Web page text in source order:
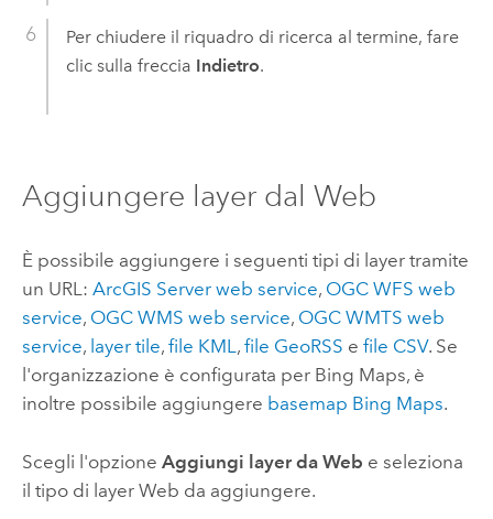
Per chiudere il riquadro di ricerca al termine, fare
clic sulla freccia Indietro.
Aggiungere layer dal Web
È possibile aggiungere i seguenti tipi di layer tramite
un URL: ArcGIS Serverweb service, OGCWFS web
service, OGCWMS web service, OGCWMTS web
service, layer tile, file KML, file GeoRSS e file CSV. Se
l'organizzazione è configurata per Bing Maps, è
inoltre possibile aggiungere basemap Bing Maps.
Scegli l'opzione Aggiungi layer da Web e seleziona
il tipo di layer Web da aggiungere.